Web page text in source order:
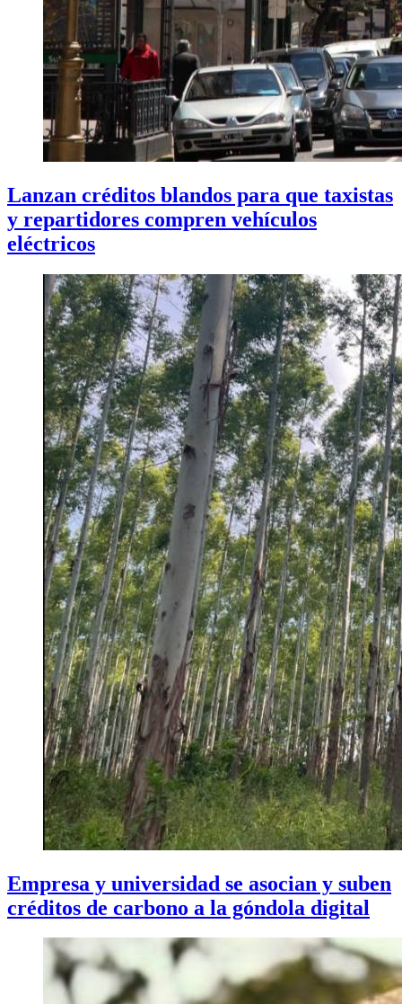
Lanzan créditos blandos para que taxistas
y repartidores compren vehículos
eléctricos
Empresa y universidad se asocian y suben
créditos de carbono a la góndola digital